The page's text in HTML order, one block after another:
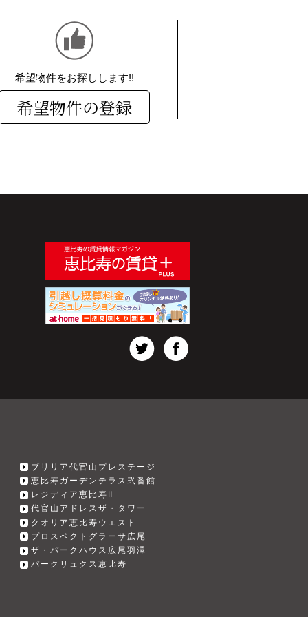
希望物件をお探しします!!
希望物件の登録
ブリリア代官山プレステージ
恵比寿ガーデンテラス弐番館
レジディア恵比寿Ⅱ
代官山アドレスザ・タワー
クオリア恵比寿ウエスト
プロスペクトグラーサ広尾
ザ・パークハウス広尾羽澤
パークリュクス恵比寿